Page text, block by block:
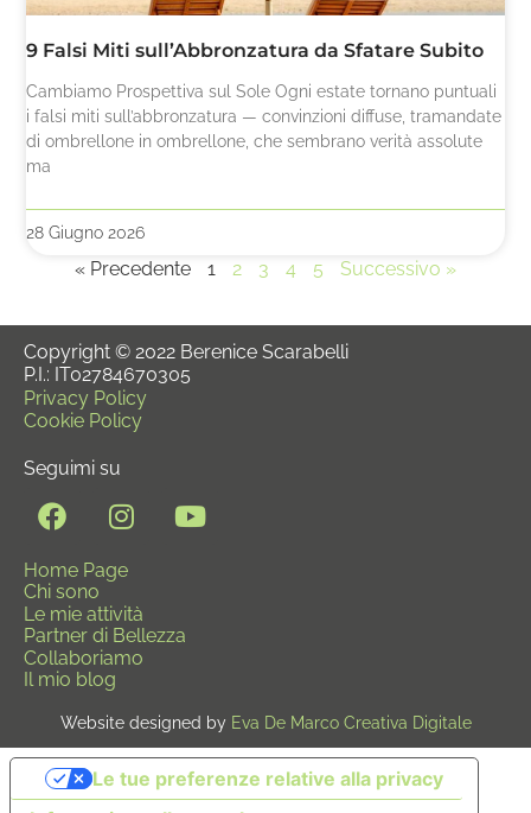
9 Falsi Miti sull’Abbronzatura da Sfatare Subito
Cambiamo Prospettiva sul Sole Ogni estate tornano puntuali
i falsi miti sull’abbronzatura — convinzioni diffuse, tramandate
di ombrellone in ombrellone, che sembrano verità assolute
ma
28 Giugno 2026
« Precedente 1 2 3 4 5 Successivo »
Copyright © 2022 Berenice Scarabelli
P.I.: IT02784670305
Privacy Policy
Cookie Policy
Seguimi su
Home Page
Chi sono
Le mie attività
Partner di Bellezza
Collaboriamo
Il mio blog
Website designed by Eva De Marco Creativa Digitale
Le tue preferenze relative alla privacy